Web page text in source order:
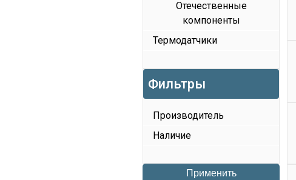
Отечественные
компоненты
Термодатчики
Фильтры
Производитель
Наличие
Применить